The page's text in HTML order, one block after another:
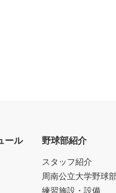
ール 野球部紹介
スタッフ紹介
周南公立大学野球
練習施設・設備